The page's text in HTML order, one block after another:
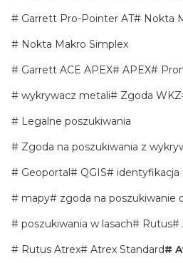
Garrett Pro-Pointer AT
Nokta
Nokta Makro Simplex
Garrett ACE APEX
APEX
wykrywacz metali
Zgoda WKZ
Legalne poszukiwania
Zgoda na poszukiwania z
Geoportal
QGIS
identyfikacja
mapy
zgoda na poszukiwanie
poszukiwania w lasach
Rutus
Rutus Atrex
Atrex Standard